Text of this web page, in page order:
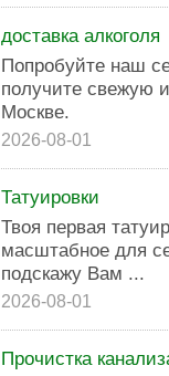
доставка алкоголя
Попробуйте наш
получите свежую
Москве.
2026-08-01
Татуировки
Твоя пeрвая
маcштaбнoe для
подскажу Вам ...
2026-08-01
Прочистка